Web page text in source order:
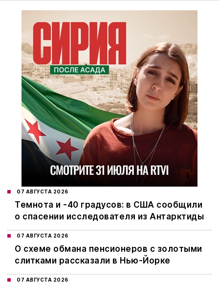
07 АВГУСТА 2026
Темнота и -40 градусов: в США сообщили
о спасении исследователя из Антарктиды
07 АВГУСТА 2026
О схеме обмана пенсионеров с золотыми
слитками рассказали в Нью-Йорке
07 АВГУСТА 2026